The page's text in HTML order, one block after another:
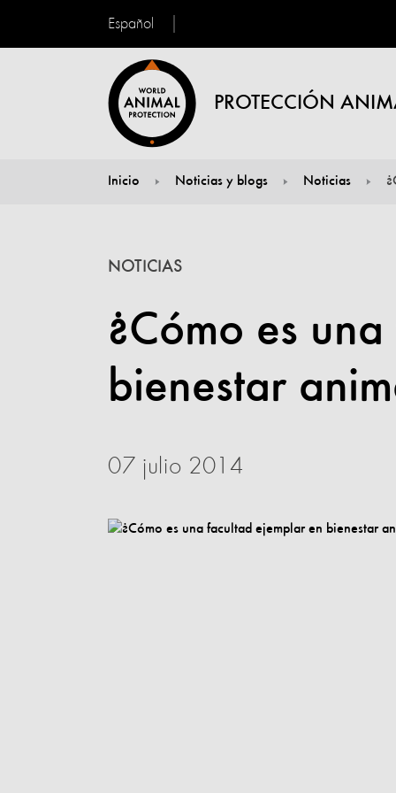
Español
PROTECCIÓN
Inicio Noticias y blogs Noticias
¿Cómo es
bienestar
NOTICIAS
07 julio 2014